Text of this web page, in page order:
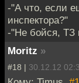
-"А что, если
инспектора?"
-"Не бойся, ТЗ
Moritz »
#18 | 30.12.12